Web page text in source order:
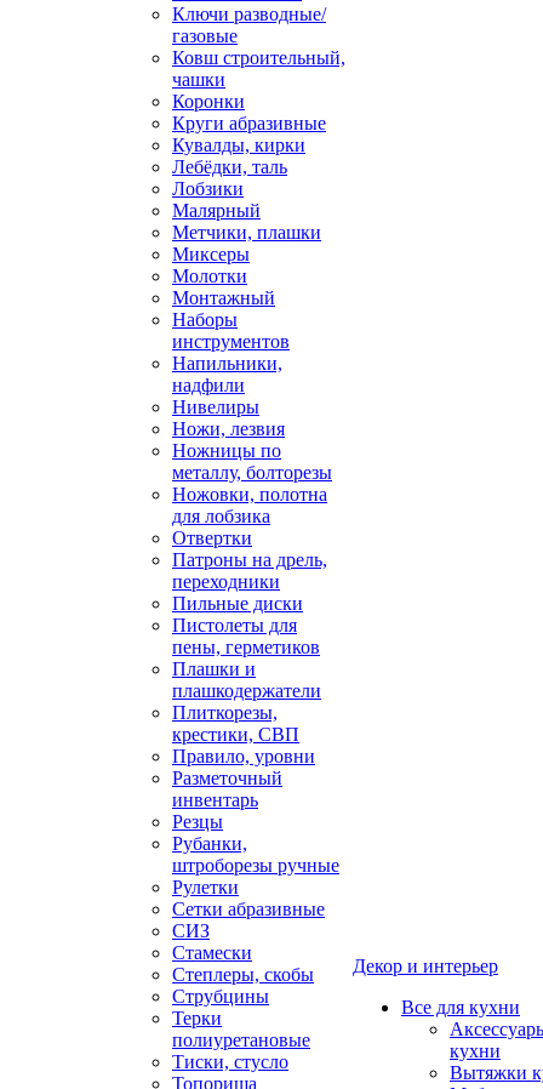
Ключи разводные/
газовые
Ковш строительный,
чашки
Коронки
Круги абразивные
Кувалды, кирки
Лебёдки, таль
Лобзики
Малярный
Метчики, плашки
Миксеры
Молотки
Монтажный
Наборы
инструментов
Напильники,
надфили
Нивелиры
Ножи, лезвия
Ножницы по
металлу, болторезы
Ножовки, полотна
для лобзика
Отвертки
Патроны на дрель,
переходники
Пильные диски
Пистолеты для
пены, герметиков
Плашки и
плашкодержатели
Плиткорезы,
крестики, СВП
Правило, уровни
Разметочный
инвентарь
Резцы
Рубанки,
штроборезы ручные
Рулетки
Сетки абразивные
СИЗ
Стамески
Степлеры, скобы
Струбцины
Терки
полиуретановые
Тиски, стусло
Топорища
Декор и интерьер
Все для кухни
кухни
Вытяжки